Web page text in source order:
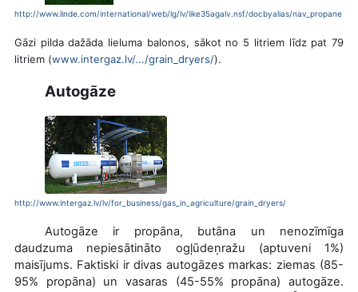
http://www.linde.com/international/web/lg/lv/like35agalv.nsf/docbyalias/nav_propane
Gāzi pilda dažāda lieluma balonos, sākot no 5 litriem līdz pat 79
litriem (www.intergaz.lv/.../grain_dryers/).
Autogāze
http://www.intergaz.lv/lv/for_business/gas_in_agriculture/grain_dryers/
Autogāze ir propāna, butāna un nenozīmīga
daudzuma nepiesātināto ogļūdeņražu (aptuveni 1%)
maisījums. Faktiski ir divas autogāzes markas: ziemas (85-
95% propāna) un vasaras (45-55% propāna) autogāze.